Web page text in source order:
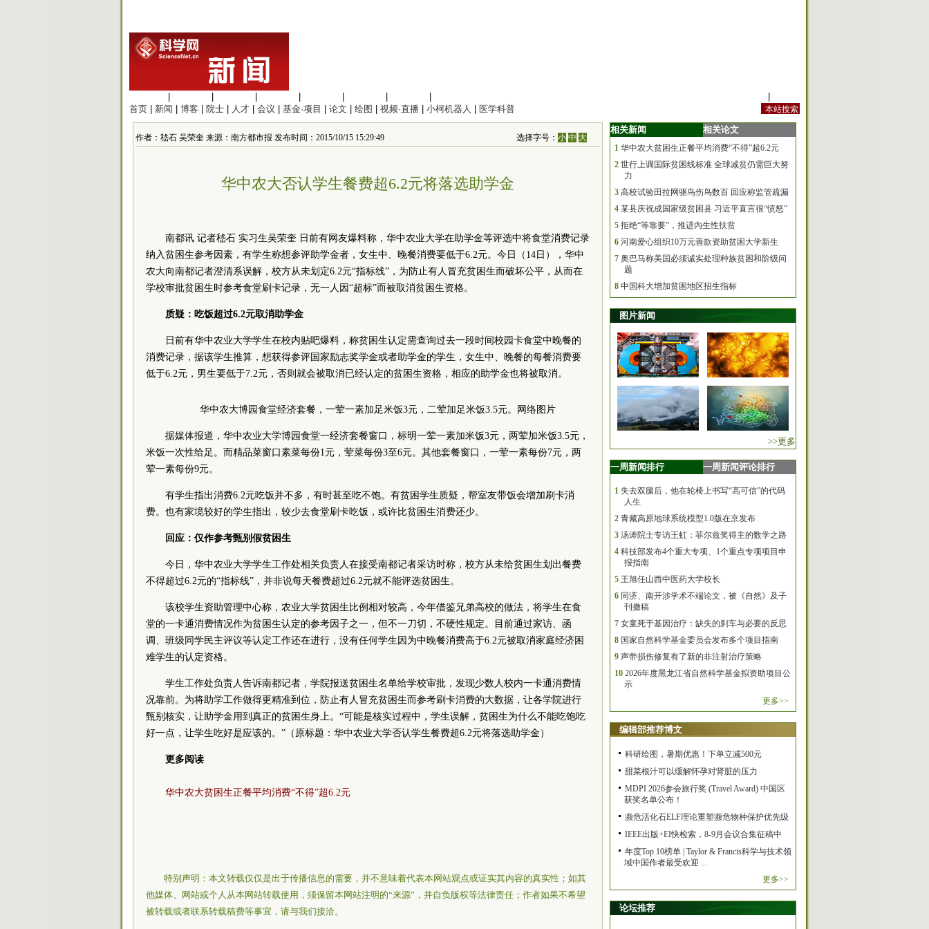
首页
新闻 博客 院士 人才 会议 基金·项目 论文 绘图 视频·直播 小柯机器人 医学科普
作者：嵇石 吴荣奎 来源：南方都市报 发布时间：2015/10/15 15:29:49 选择字号：小 中 大
华中农大否认学生餐费超6.2元将落选助学金
南都讯 记者嵇石 实习生吴荣奎 日前有网友爆料称，华中农业大学在助学金等评选中将食堂消费记录
纳入贫困生参考因素，有学生称想参评助学金者，女生中、晚餐消费要低于6.2元。今日（14日），华中
农大向南都记者澄清系误解，校方从未划定6.2元“指标线”，为防止有人冒充贫困生而破坏公平，从而在
学校审批贫困生时参考食堂刷卡记录，无一人因“超标”而被取消贫困生资格。
质疑：吃饭超过6.2元取消助学金
日前有华中农业大学学生在校内贴吧爆料，称贫困生认定需查询过去一段时间校园卡食堂中晚餐的
消费记录，据该学生推算，想获得参评国家励志奖学金或者助学金的学生，女生中、晚餐的每餐消费要
低于6.2元，男生要低于7.2元，否则就会被取消已经认定的贫困生资格，相应的助学金也将被取消。
华中农大博园食堂经济套餐，一荤一素加足米饭3元，二荤加足米饭3.5元。网络图片
据媒体报道，华中农业大学博园食堂一经济套餐窗口，标明一荤一素加米饭3元，两荤加米饭3.5元，
米饭一次性给足。而精品菜窗口素菜每份1元，荤菜每份3至6元。其他套餐窗口，一荤一素每份7元，两
荤一素每份9元。
有学生指出消费6.2元吃饭并不多，有时甚至吃不饱。有贫困学生质疑，帮室友带饭会增加刷卡消
费。也有家境较好的学生指出，较少去食堂刷卡吃饭，或许比贫困生消费还少。
回应：仅作参考甄别假贫困生
今日，华中农业大学学生工作处相关负责人在接受南都记者采访时称，校方从未给贫困生划出餐费
不得超过6.2元的“指标线”，并非说每天餐费超过6.2元就不能评选贫困生。
该校学生资助管理中心称，农业大学贫困生比例相对较高，今年借鉴兄弟高校的做法，将学生在食
堂的一卡通消费情况作为贫困生认定的参考因子之一，但不一刀切，不硬性规定。目前通过家访、函
调、班级同学民主评议等认定工作还在进行，没有任何学生因为中晚餐消费高于6.2元被取消家庭经济困
难学生的认定资格。
学生工作处负责人告诉南都记者，学院报送贫困生名单给学校审批，发现少数人校内一卡通消费情
况靠前。为将助学工作做得更精准到位，防止有人冒充贫困生而参考刷卡消费的大数据，让各学院进行
甄别核实，让助学金用到真正的贫困生身上。“可能是核实过程中，学生误解，贫困生为什么不能吃饱吃
好一点，让学生吃好是应该的。”（原标题：华中农业大学否认学生餐费超6.2元将落选助学金）
更多阅读
华中农大贫困生正餐平均消费“不得”超6.2元
特别声明：本文转载仅仅是出于传播信息的需要，并不意味着代表本网站观点或证实其内容的真实性；如其
他媒体、网站或个人从本网站转载使用，须保留本网站注明的“来源”，并自负版权等法律责任；作者如果不希望
被转载或者联系转载稿费等事宜，请与我们接洽。
相关新闻 相关论文
1 华中农大贫困生正餐平均消费“不得”超6.2元
2 世行上调国际贫困线标准 全球减贫仍需巨大努
力
3 高校试验田拉网驱鸟伤鸟数百 回应称监管疏漏
4 某县庆祝成国家级贫困县 习近平直言很“愤怒”
5 拒绝“等靠要”，推进内生性扶贫
6 河南爱心组织10万元善款资助贫困大学新生
7 奥巴马称美国必须诚实处理种族贫困和阶级问
题
8 中国科大增加贫困地区招生指标
图片新闻
>>更多
一周新闻排行 一周新闻评论排行
1 失去双腿后，他在轮椅上书写“高可信”的代码
人生
2 青藏高原地球系统模型1.0版在京发布
3 汤涛院士专访王虹：菲尔兹奖得主的数学之路
4 科技部发布4个重大专项、1个重点专项项目申
报指南
5 王旭任山西中医药大学校长
6 同济、南开涉学术不端论文，被《自然》及子
刊撤稿
7 女童死于基因治疗：缺失的刹车与必要的反思
8 国家自然科学基金委员会发布多个项目指南
9 声带损伤修复有了新的非注射治疗策略
10 2026年度黑龙江省自然科学基金拟资助项目公
示
更多>>
编辑部推荐博文
科研绘图，暑期优惠！下单立减500元
甜菜根汁可以缓解怀孕对肾脏的压力
MDPI 2026参会旅行奖 (Travel Award) 中国区
获奖名单公布！
濒危活化石ELF理论重塑濒危物种保护优先级
IEEE出版+EI快检索，8-9月会议合集征稿中
年度Top 10榜单 | Taylor & Francis科学与技术领
域中国作者最受欢迎 ...
更多>>
论坛推荐